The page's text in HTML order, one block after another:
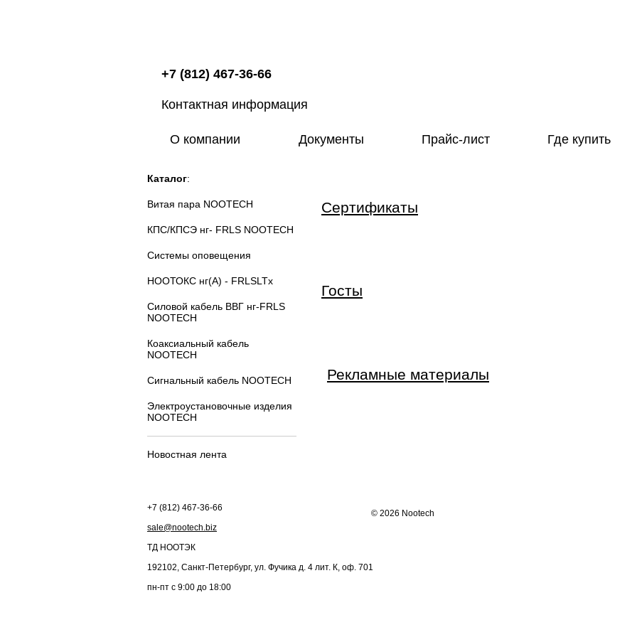
+7 (812) 467-36-66
Контактная информация
О компании Документы Прайс-лист Где купить
Каталог:
Витая пара NOOTECH
КПС/КПСЭ нг- FRLS NOOTECH
Системы оповещения
НООТОКС нг(А) - FRLSLTx
Силовой кабель ВВГ нг-FRLS
NOOTECH
Коаксиальный кабель
NOOTECH
Сигнальный кабель NOOTECH
Электроустановочные изделия
NOOTECH
Новостная лента
Cертификаты
Госты
Рекламные материалы
+7 (812) 467-36-66
sale@nootech.biz
ТД НООТЭК
192102, Санкт-Петербург, ул. Фучика д. 4 лит. К, оф. 701
пн-пт с 9:00 до 18:00
© 2026 Nootech